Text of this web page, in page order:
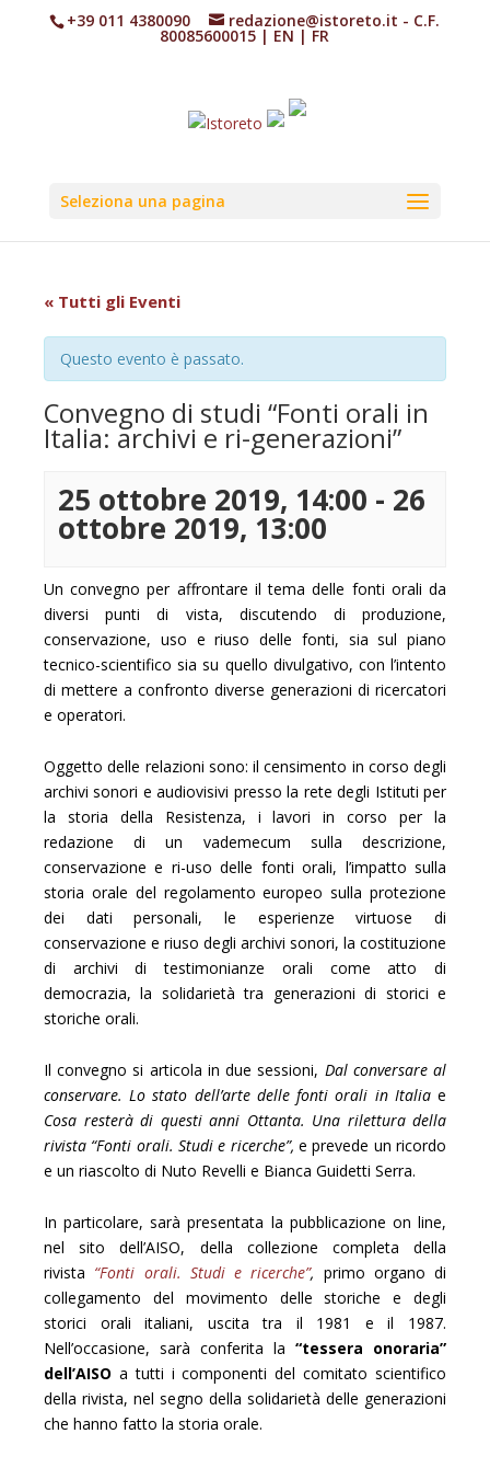
+39 011 4380090 redazione@istoreto.it - C.F.
80085600015 | EN |FR
Seleziona una pagina
« Tutti gli Eventi
Questo evento è passato.
Convegno di studi “Fonti orali in
Italia: archivi e ri-generazioni”
25 ottobre 2019, 14:00 - 26
ottobre 2019, 13:00
Un convegno per affrontare il tema delle fonti orali da
diversi punti di vista, discutendo di produzione,
conservazione, uso e riuso delle fonti, sia sul piano
tecnico-scientifico sia su quello divulgativo, con l’intento
di mettere a confronto diverse generazioni di ricercatori
e operatori.
Oggetto delle relazioni sono: il censimento in corso degli
archivi sonori e audiovisivi presso la rete degli Istituti per
la storia della Resistenza, i lavori in corso per la
redazione di un vademecum sulla descrizione,
conservazione e ri-uso delle fonti orali, l’impatto sulla
storia orale del regolamento europeo sulla protezione
dei dati personali, le esperienze virtuose di
conservazione e riuso degli archivi sonori, la costituzione
di archivi di testimonianze orali come atto di
democrazia, la solidarietà tra generazioni di storici e
storiche orali.
Il convegno si articola in due sessioni, Dal conversare al
conservare. Lo stato dell’arte delle fonti orali in Italiae
Cosa resterà di questi anni Ottanta. Una rilettura della
rivista “Fonti orali. Studi e ricerche”, e prevede un ricordo
e un riascolto di Nuto Revelli e Bianca Guidetti Serra.
In particolare, sarà presentata la pubblicazione on line,
nel sito dell’AISO, della collezione completa della
rivista “Fonti orali. Studi e ricerche”, primo organo di
collegamento del movimento delle storiche e degli
storici orali italiani, uscita tra il 1981 e il 1987.
Nell’occasione, sarà conferita la “tessera onoraria”
dell’AISO a tutti i componenti del comitato scientifico
della rivista, nel segno della solidarietà delle generazioni
che hanno fatto la storia orale.